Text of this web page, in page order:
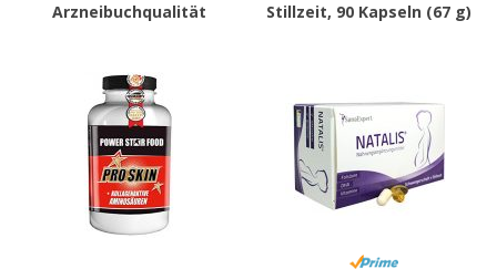
Arzneibuchqualität
Stillzeit, 90 Kapseln (67 g)